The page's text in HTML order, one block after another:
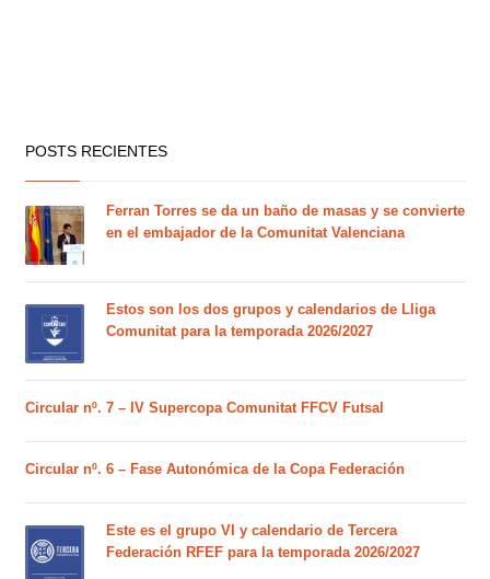
POSTS RECIENTES
Ferran Torres se da un baño de masas y se convierte
en el embajador de la Comunitat Valenciana
Estos son los dos grupos y calendarios de Lliga
Comunitat para la temporada 2026/2027
Circular nº. 7 – IV Supercopa Comunitat FFCV Futsal
Circular nº. 6 – Fase Autonómica de la Copa Federación
Este es el grupo VI y calendario de Tercera
Federación RFEF para la temporada 2026/2027